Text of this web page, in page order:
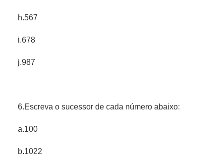
h.567
i.678
j.987
6.Escreva o sucessor de cada número abaixo:
a.100
b.1022